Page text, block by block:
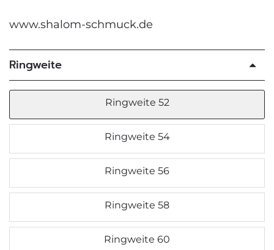
www.shalom-schmuck.de
Ringweite
Ringweite 52
Ringweite 54
Ringweite 56
Ringweite 58
Ringweite 60